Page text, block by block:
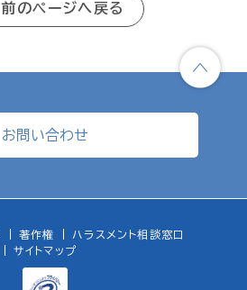
前のページへ戻る
お問い合わせ
著作権
ハラスメント相談窓口
サイトマップ